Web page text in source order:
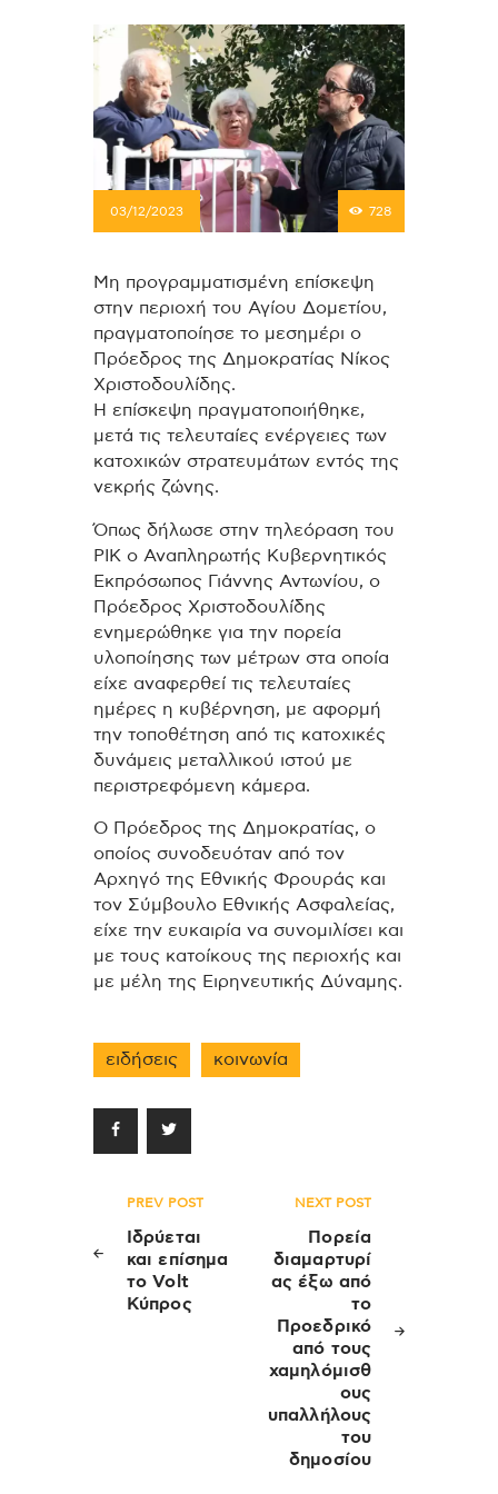
03/12/2023 728
Μη προγραμματισμένη επίσκεψη
στην περιοχή του Αγίου Δομετίου,
πραγματοποίησε το μεσημέρι ο
Πρόεδρος της Δημοκρατίας Νίκος
Χριστοδουλίδης.
Η επίσκεψη πραγματοποιήθηκε,
μετά τις τελευταίες ενέργειες των
κατοχικών στρατευμάτων εντός της
νεκρής ζώνης.
Όπως δήλωσε στην τηλεόραση του
ΡΙΚ ο Αναπληρωτής Κυβερνητικός
Εκπρόσωπος Γιάννης Αντωνίου, ο
Πρόεδρος Χριστοδουλίδης
ενημερώθηκε για την πορεία
υλοποίησης των μέτρων στα οποία
είχε αναφερθεί τις τελευταίες
ημέρες η κυβέρνηση, με αφορμή
την τοποθέτηση από τις κατοχικές
δυνάμεις μεταλλικού ιστού με
περιστρεφόμενη κάμερα.
Ο Πρόεδρος της Δημοκρατίας, ο
οποίος συνοδευόταν από τον
Αρχηγό της Εθνικής Φρουράς και
τον Σύμβουλο Εθνικής Ασφαλείας,
είχε την ευκαιρία να συνομιλίσει και
με τους κατοίκους της περιοχής και
με μέλη της Ειρηνευτικής Δύναμης.
ειδήσεις κοινωνία
Πλοήγηση
άρθρων
PREV POST
Ιδρύεται
και επίσημα
το Volt
Κύπρος
NEXT POST
Πορεία
διαμαρτυρί
ας έξω από
το
Προεδρικό
από τους
χαμηλόμισθ
ους
υπαλλήλους
του
δημοσίου